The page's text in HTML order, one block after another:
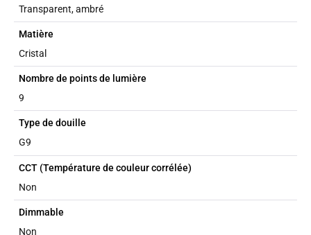
Transparent, ambré
Matière
Cristal
Nombre de points de lumière
9
Type de douille
G9
CCT (Température de couleur corrélée)
Non
Dimmable
Non